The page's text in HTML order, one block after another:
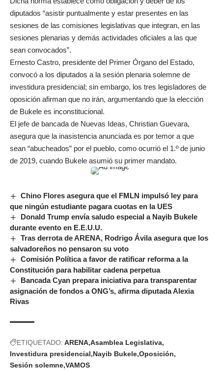
diputados “asistir puntualmente y estar presentes en las
sesiones de las comisiones legislativas que integran, en las
sesiones plenarias y demás actividades oficiales a las que
sean convocados”.
Ernesto Castro, presidente del Primer Órgano del Estado,
convocó a los diputados a la sesión plenaria solemne de
investidura presidencial; sin embargo, los tres legisladores de
oposición afirman que no irán, argumentando que la elección
de Bukele es inconstitucional.
El jefe de bancada de Nuevas Ideas, Christian Guevara,
asegura que la inasistencia anunciada es por temor a que
sean “abucheados” por el pueblo, como ocurrió el 1.º de junio
de 2019, cuando Bukele asumió su primer mandato.
Chino Flores asegura que el FMLN impulsó ley para
que ningún estudiante pagara cuotas en la UES
Donald Trump envía saludo especial a Nayib Bukele
durante evento en E.E.U.U.
Tras derrota de ARENA, Rodrigo Ávila asegura que los
salvadoreños no pensaron su voto
Comisión Política a favor de ratificar reforma a la
Constitución para habilitar cadena perpetua
Bancada Cyan prepara iniciativa para transparentar
asignación de fondos a ONG’s, afirma diputada Alexia
Rivas
ETIQUETADO: ARENA Asamblea Legislativa
Investidura presidencial Nayib Bukele Oposición
Sesión solemne VAMOS